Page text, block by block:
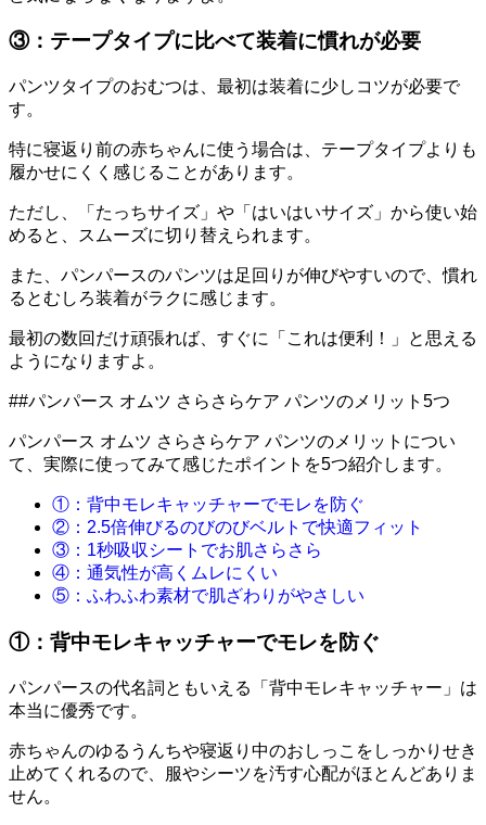
③：テープタイプに比べて装着に慣れが必要
パンツタイプのおむつは、最初は装着に少しコツが必要で
す。
特に寝返り前の赤ちゃんに使う場合は、テープタイプよりも
履かせにくく感じることがあります。
ただし、「たっちサイズ」や「はいはいサイズ」から使い始
めると、スムーズに切り替えられます。
また、パンパースのパンツは足回りが伸びやすいので、慣れ
るとむしろ装着がラクに感じます。
最初の数回だけ頑張れば、すぐに「これは便利！」と思える
ようになりますよ。
##パンパース オムツ さらさらケア パンツのメリット5つ
パンパース オムツ さらさらケア パンツのメリットについ
て、実際に使ってみて感じたポイントを5つ紹介します。
①：背中モレキャッチャーでモレを防ぐ
②：2.5倍伸びるのびのびベルトで快適フィット
③：1秒吸収シートでお肌さらさら
④：通気性が高くムレにくい
⑤：ふわふわ素材で肌ざわりがやさしい
①：背中モレキャッチャーでモレを防ぐ
パンパースの代名詞ともいえる「背中モレキャッチャー」は
本当に優秀です。
赤ちゃんのゆるうんちや寝返り中のおしっこをしっかりせき
止めてくれるので、服やシーツを汚す心配がほとんどありま
せん。